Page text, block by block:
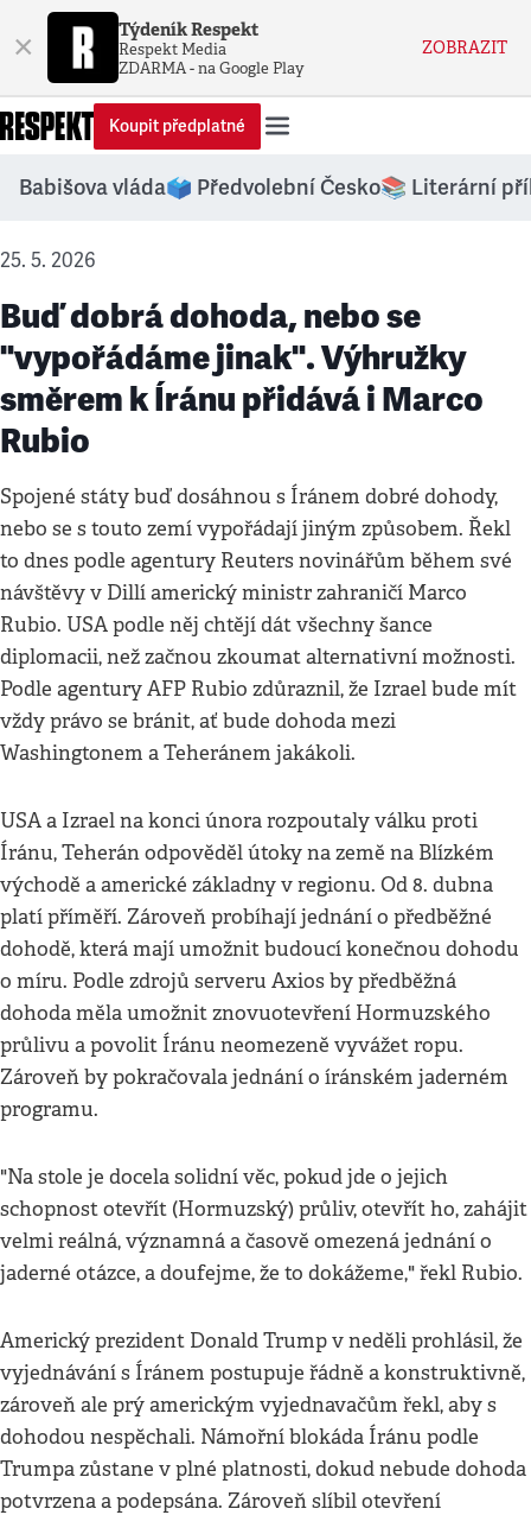
× Týdeník Respekt
Respekt Media
ZDARMA - na Google Play
ZOBRAZIT
Koupit předplatné
Babišova vláda🗳️ Předvolební Česko📚 Literární
25. 5. 2026
Buď dobrá dohoda, nebo se
"vypořádáme jinak". Výhružky
směrem k Íránu přidává i Marco
Rubio
Spojené státy buď dosáhnou s Íránem dobré dohody,
nebo se s touto zemí vypořádají jiným způsobem. Řekl
to dnes podle agentury Reuters novinářům během své
návštěvy v Dillí americký ministr zahraničí Marco
Rubio. USA podle něj chtějí dát všechny šance
diplomacii, než začnou zkoumat alternativní možnosti.
Podle agentury AFP Rubio zdůraznil, že Izrael bude mít
vždy právo se bránit, ať bude dohoda mezi
Washingtonem a Teheránem jakákoli.
USA a Izrael na konci února rozpoutaly válku proti
Íránu, Teherán odpověděl útoky na země na Blízkém
východě a americké základny v regionu. Od 8. dubna
platí příměří. Zároveň probíhají jednání o předběžné
dohodě, která mají umožnit budoucí konečnou dohodu
o míru. Podle zdrojů serveru Axios by předběžná
dohoda měla umožnit znovuotevření Hormuzského
průlivu a povolit Íránu neomezeně vyvážet ropu.
Zároveň by pokračovala jednání o íránském jaderném
programu.
"Na stole je docela solidní věc, pokud jde o jejich
schopnost otevřít (Hormuzský) průliv, otevřít ho, zahájit
velmi reálná, významná a časově omezená jednání o
jaderné otázce, a doufejme, že to dokážeme," řekl Rubio.
Americký prezident Donald Trump v neděli prohlásil, že
vyjednávání s Íránem postupuje řádně a konstruktivně,
zároveň ale prý americkým vyjednavačům řekl, aby s
dohodou nespěchali. Námořní blokáda Íránu podle
Trumpa zůstane v plné platnosti, dokud nebude dohoda
potvrzena a podepsána. Zároveň slíbil otevření